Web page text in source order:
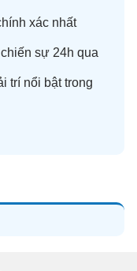
xác nhất
sự 24h qua
trí nổi bật trong